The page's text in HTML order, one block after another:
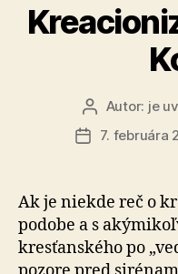
Autor
článku
Autor: je
Dátum
7. februára
Ak je niekde reč o
podobe a s
kresťanského po